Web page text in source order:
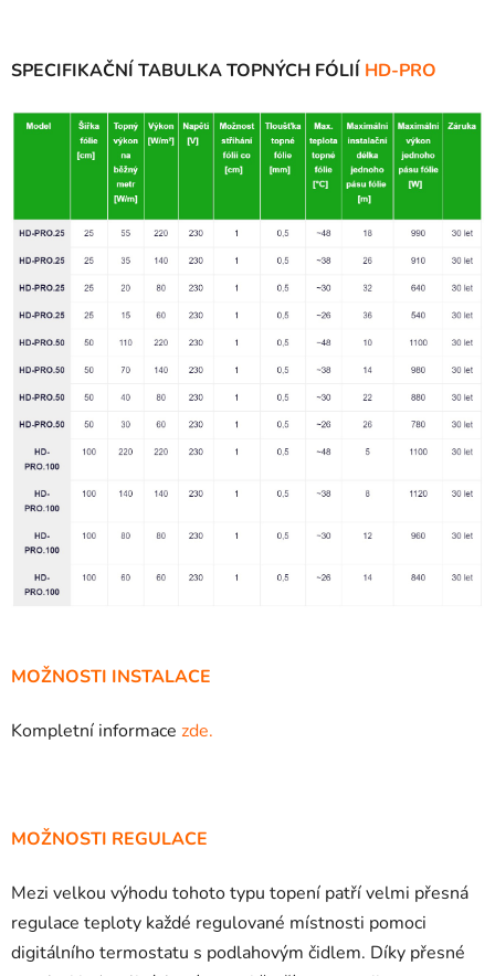
SPECIFIKAČNÍ TABULKA TOPNÝCH FÓLIÍ HD-PRO
MOŽNOSTI INSTALACE
Kompletní informace zde.
MOŽNOSTI REGULACE
Mezi velkou výhodu tohoto typu topení patří velmi přesná
regulace teploty každé regulované místnosti pomoci
digitálního termostatu s podlahovým čidlem. Díky přesné